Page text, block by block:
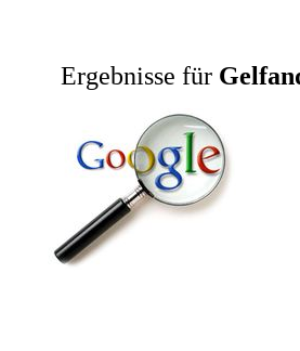
Ergebnisse für